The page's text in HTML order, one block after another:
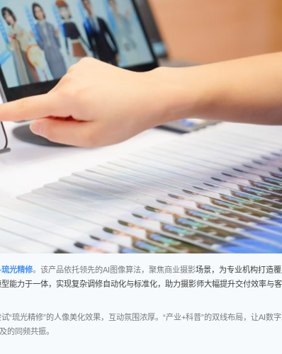
光精修。该产品依托领先的AI图像算法，聚焦商业摄影场景，为专业机构打造
能力于一体，实现复杂调修自动化与标准化，助力摄影师大幅提升交付效率与
“琉光精修”的人像美化效果，互动氛围浓厚。“产业+科普”的双线布局，让AI数
的同频共振。